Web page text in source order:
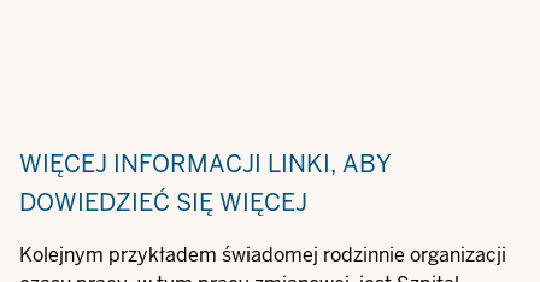
WIĘCEJ INFORMACJI LINKI, ABY
DOWIEDZIEĆ SIĘ WIĘCEJ
Kolejnym przykładem świadomej rodzinnie organizacji